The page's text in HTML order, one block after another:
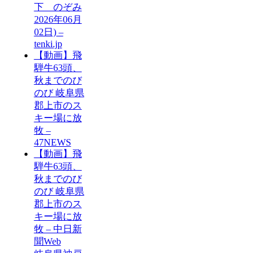
下 のぞみ
2026年06月
02日) –
tenki.jp
【動画】飛
騨牛63頭、
秋までのび
のび 岐阜県
郡上市のス
キー場に放
牧 –
47NEWS
【動画】飛
騨牛63頭、
秋までのび
のび 岐阜県
郡上市のス
キー場に放
牧 – 中日新
聞Web